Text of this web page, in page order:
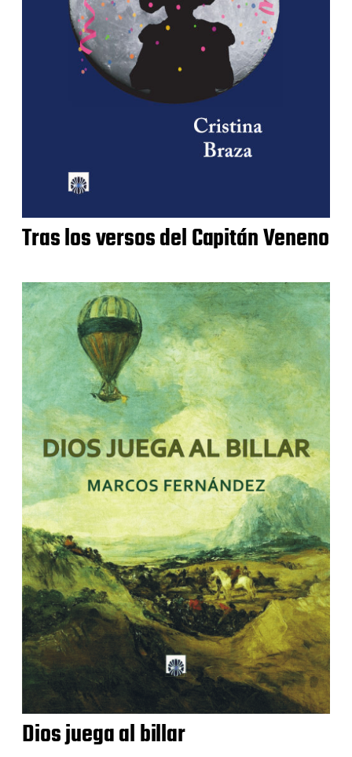
Tras los versos del Capitán Veneno
Dios juega al billar